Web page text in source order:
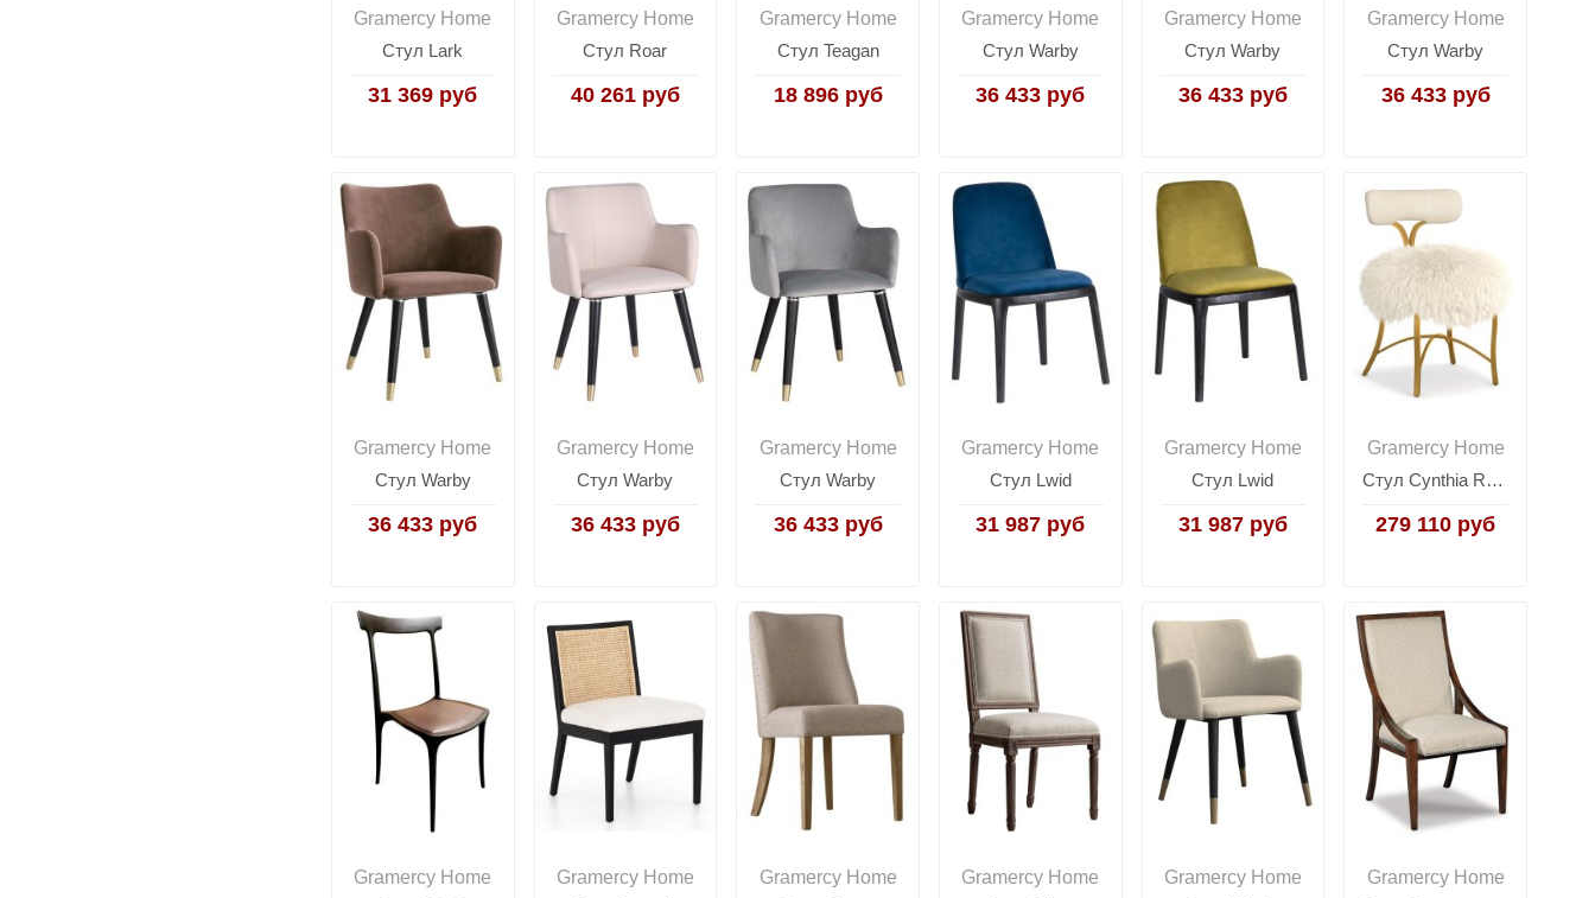
Gramercy Home
Стул Lark
31 369 руб
Gramercy Home
Стул Roar
40 261 руб
Gramercy Home
Стул Teagan
18 896 руб
Gramercy Home
Стул Warby
36 433 руб
Gramercy Home
Стул Warby
36 433 руб
Gramercy Home
Стул Warby
36 433 руб
Gramercy Home
Стул Warby
36 433 руб
Gramercy Home
Стул Warby
36 433 руб
Gramercy Home
Стул Warby
36 433 руб
Gramercy Home
Стул Lwid
31 987 руб
Gramercy Home
Стул Lwid
31 987 руб
Gramercy Home
Стул Cynthia Rowley
279 110 руб
Gramercy Home
Gramercy Home
Gramercy Home
Gramercy Home
Gramercy Home
Gramercy Home